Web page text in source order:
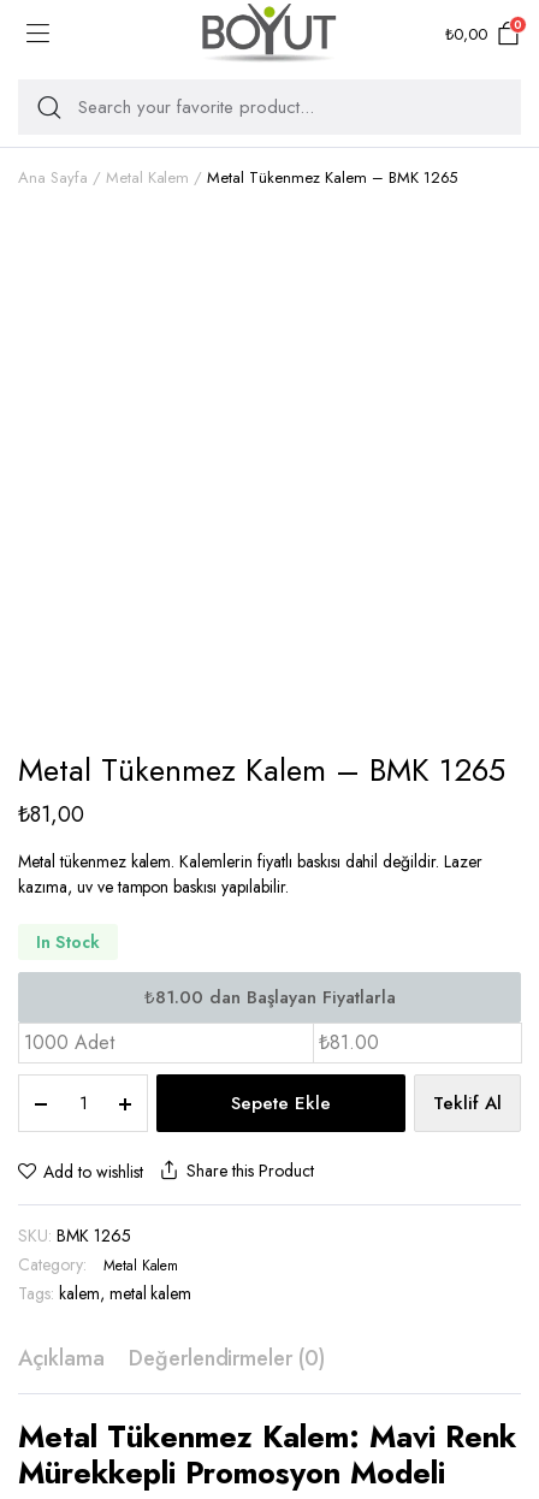
₺0,00 0
Ana Sayfa Metal Kalem Metal Tükenmez Kalem – BMK 1265
Metal Tükenmez Kalem – BMK 1265
₺81,00
Metal tükenmez kalem. Kalemlerin fiyatlı baskısı dahil değildir. Lazer
kazıma, uv ve tampon baskısı yapılabilir.
In Stock
1000 Adet ₺81.00
Tükenmez
Kalem
-
1265
quantity
Sepete Ekle Teklif Al
Add to wishlist Share this Product
SKU: BMK 1265
Category:
Metal Kalem
Tags: kalem, metal kalem
Açıklama Değerlendirmeler (0)
Metal Tükenmez Kalem: Mavi Renk
Mürekkepli Promosyon Modeli